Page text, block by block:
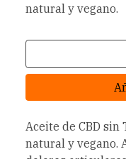
natural y vegano.
Aceite de CBD sin
natural y vegano.